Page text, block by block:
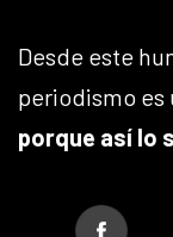
Desde este
periodismo es
porque así lo